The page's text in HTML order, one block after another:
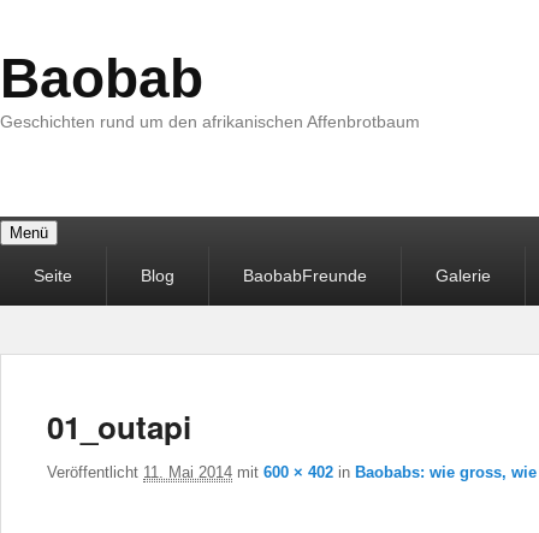
Baobab
Geschichten rund um den afrikanischen Affenbrotbaum
Menü
MenüSeite Blog BaobabFreunde Galerie
01_outapi
Veröffentlicht 11. Mai 2014 mit 600 × 402 in Baobabs: wie gross,